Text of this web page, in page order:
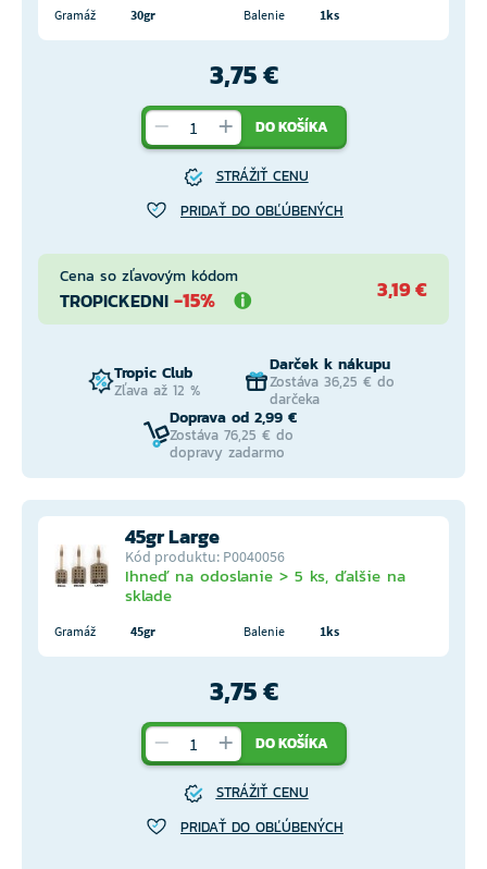
Gramáž 30gr Balenie 1ks
3,75 €
DO KOŠÍKA
STRÁŽIŤ CENU
PRIDAŤ DO OBĽÚBENÝCH
Cena so zľavovým kódom
TROPICKEDNI -15% 3,19 €
Tropic Club
Zľava až 12 %
Darček k nákupu
Zostáva 36,25 € do
darčeka
Doprava od 2,99 €
Zostáva 76,25 € do
dopravy zadarmo
45gr Large
Kód produktu: P0040056
Ihneď na odoslanie > 5 ks, ďalšie na
sklade
Gramáž 45gr Balenie 1ks
3,75 €
DO KOŠÍKA
STRÁŽIŤ CENU
PRIDAŤ DO OBĽÚBENÝCH